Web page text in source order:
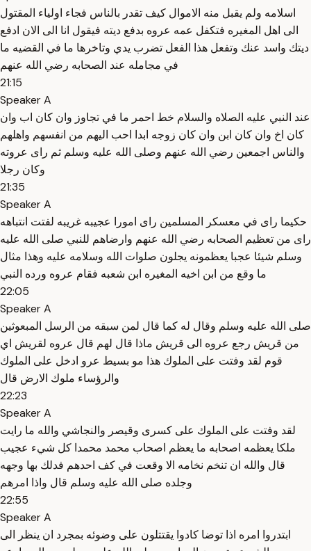
اسلامه ولم يقبل منه الاموال كيف تقدر بالناس فجاء اولياء المقتول
الى اهل المغيره فتكفل عمه عروه بدفع ديته فيقول انا الى الان ادفع
ديتك واسد عنك وتفعل هذا الفعل تضرب يدي وتاخرها ما في القضيه ما
في مجامله عند الصحابه رضي الله عنهم
21:15
Speaker A
عند النبي عليه الصلاه والسلام خط احمر ما في تجاوز وان كان اب وان
كان اخ وان كان ابن وان كان زوجه ابدا احب اليهم من انفسهم واهلهم
والناس اجمعين رضي الله عنهم وصلى الله عليه وسلم ثم راى عروته
وكان رجلا
21:35
Speaker A
حكيما راى في معسكر المسلمين راى امورا عجيبه غريبه لفتت انتباهه
راى من تعظيم الصحابه رضي الله عنهم وارضاهم للنبي صلى الله عليه
وسلم شيئا عجبا يعظمونه يجلون صلوات الله وسلامه عليه وهذا مثال
ما وقع من ابن اخيه المغيره ابن شعبه فقام عروه ورده النبي
22:05
Speaker A
صلى الله عليه وسلم وقال له كما قال لمن سبقه من الرسل المبعوثين
من قريش رجع عروه الى قريش ماذا قال لهم قال عروه لقريش اي
قوم لقد وفتت على الملوك هذا مو بسيط عرو ادخل على الملوك
والرؤساء ملوك الارض قال
22:23
Speaker A
لقد وفتت على الملوك على كسرى وقيصر والنجاشي والله ما رايت
ملكا يعظمه اصحابه ما يعظم اصحاب محمد محمدا كل شيء عجيب
قال والله ان تنخم نخامه الا وقعت في كف احدهم فدلك بها وجهه
وجلده صلى الله عليه وسلم قال واذا امرهم
22:55
Speaker A
ابتدروا امره اذا توضا كادوا يقتتلون على وضوئه بمجرد ان ينظر الى